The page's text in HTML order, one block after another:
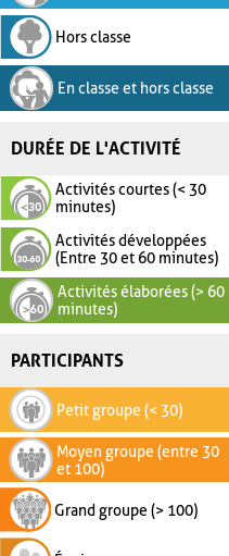
Hors classe
En classe et hors classe
DURÉE DE L'ACTIVITÉ
Activités courtes (< 30
minutes)
Activités développées
(Entre 30 et 60 minutes)
Activités élaborées (> 60
minutes)
PARTICIPANTS
Petit groupe (< 30)
Moyen groupe (entre 30
et 100)
Grand groupe (> 100)